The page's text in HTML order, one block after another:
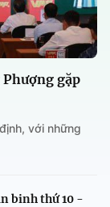
gặp
với những
binh thứ 10 -